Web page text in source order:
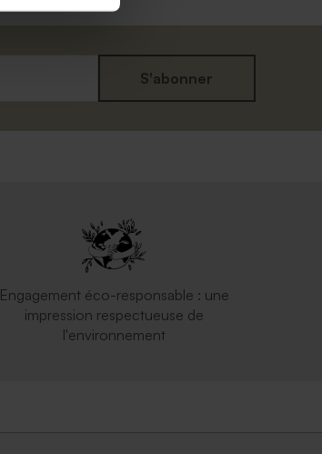
S'abonner
Engagement éco-responsable : une
impression respectueuse de
l'environnement